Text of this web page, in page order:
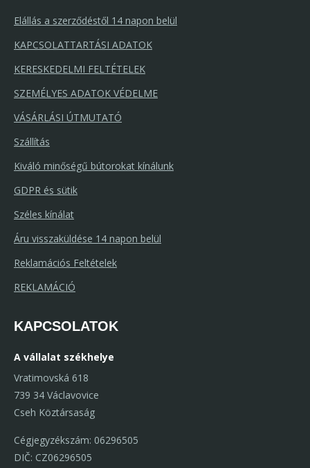
Elállás a szerződéstől 14 napon belül
KAPCSOLATTARTÁSI ADATOK
KERESKEDELMI FELTÉTELEK
SZEMÉLYES ADATOK VÉDELME
VÁSÁRLÁSI ÚTMUTATÓ
Szállítás
Kiváló minőségű bútorokat kínálunk
GDPR és sütik
Széles kínálat
Áru visszaküldése 14 napon belül
Reklamációs Feltételek
REKLAMÁCIÓ
KAPCSOLATOK
A vállalat székhelye
Vratimovská 618
739 34 Václavovice
Cseh Köztársaság
Cégjegyzékszám: 06296505
DIČ: CZ06296505